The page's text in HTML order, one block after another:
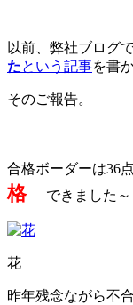
以前、弊社ブログ
たという記事を書
そのご報告。
合格ボーダーは36
格
できました～
花
昨年残念ながら不